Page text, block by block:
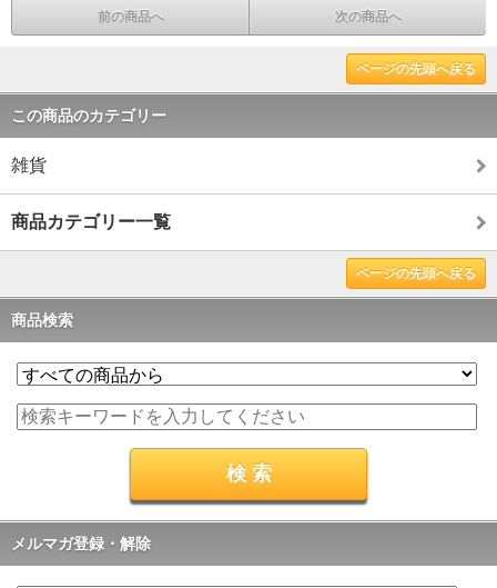
前の商品へ 次の商品へ
ページの先頭へ戻る
この商品のカテゴリー
雑貨
商品カテゴリー一覧
ページの先頭へ戻る
商品検索
メルマガ登録・解除